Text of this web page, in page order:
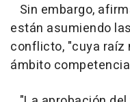
Sin embargo,
están asumiendo
conflicto, "cuya raíz
ámbito